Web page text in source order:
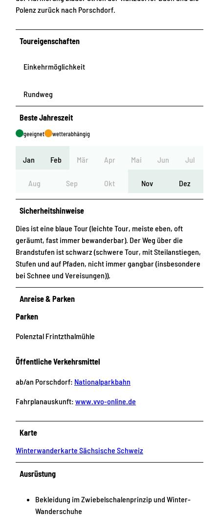
Polenz zurück nach Porschdorf.
Toureigenschaften
Einkehrmöglichkeit
Rundweg
Beste Jahreszeit
geeignet wetterabhängig
Jan Feb Mär Apr Mai Jun Jul
Aug Sep Okt Nov Dez
Sicherheitshinweise
Dies ist eine blaue Tour (leichte Tour, meiste eben, oft
geräumt, fast immer bewanderbar). Der Weg über die
Brandstufen ist schwarz (schwere Tour, mit Steilanstiegen,
Stufen und auf Pfaden, nicht immer gangbar (insbesondere
bei Schnee und Vereisungen)).
Anreise & Parken
Parken
Polenztal Frintzthalmühle
Öffentliche Verkehrsmittel
ab/an Porschdorf: Nationalparkbahn
Fahrplanauskunft: www.vvo-online.de
Karte
Winterwanderkarte Sächsische Schweiz
Ausrüstung
Bekleidung im Zwiebelschalenprinzip und Winter-
Wanderschuhe